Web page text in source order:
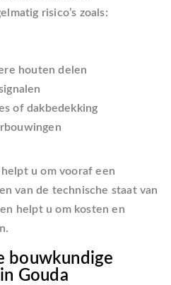
risico’s zoals:
houten delen
of dakbedekking
u om vooraf een
van de technische staat van
helpt u om kosten en
bouwkundige
Gouda